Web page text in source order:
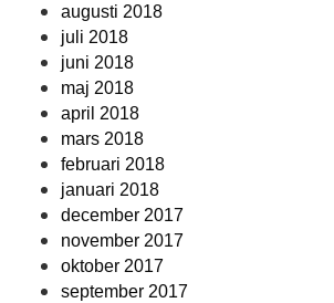
augusti 2018
juli 2018
juni 2018
maj 2018
april 2018
mars 2018
februari 2018
januari 2018
december 2017
november 2017
oktober 2017
september 2017